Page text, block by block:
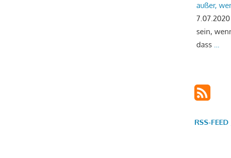
außer,
sein,
dass …
RSS-